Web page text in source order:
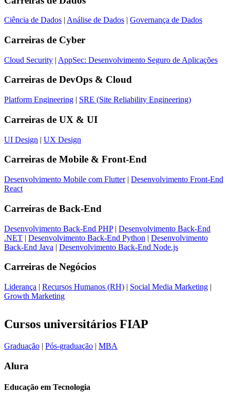
Ciência de Dados | Análise de Dados | Governança de Dados
Carreiras de Cyber
Cloud Security | AppSec: Desenvolvimento Seguro de Aplicações
Carreiras de DevOps & Cloud
Platform Engineering | SRE (Site Reliability Engineering)
Carreiras de UX & UI
UI Design | UX Design
Carreiras de Mobile & Front-End
Desenvolvimento Mobile com Flutter| Desenvolvimento Front-End
React
Carreiras de Back-End
Desenvolvimento Back-End PHP| Desenvolvimento Back-End
.NET | Desenvolvimento Back-End Python | Desenvolvimento
Back-End Java | Desenvolvimento Back-End Node.js
Carreiras de Negócios
Liderança | Recursos Humanos (RH) | Social Media Marketing |
Growth Marketing
Cursos universitários FIAP
Graduação | Pós-graduação | MBA
Alura
Educação em Tecnologia